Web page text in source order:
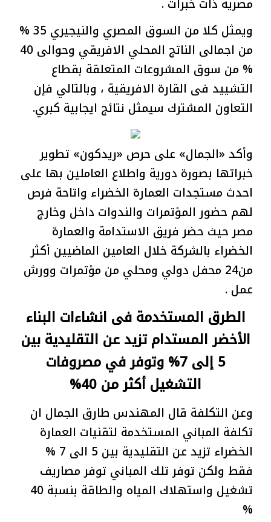
مصرية ذات خبرات .
ويمثل كلا من السوق المصري والنيجيري 35 %
من اجمالى الناتج المحلي الافريقي وحوالى 40
% من سوق المشروعات المتعلقة بقطاع
التشييد فى القارة الافريقية ، وبالتالي فإن
التعاون المشترك سيمثل نتائج ايجابية كبري.
وأكد «الجمال» على حرص «ريدكون» تطوير
خبراتها بصورة دورية واطلاع العاملين بها على
احدث مستجدات العمارة الخضراء واتاحة فرص
لهم حضور المؤتمرات والندوات داخل وخارج
مصر حيث حضر فريق الاستدامة والعمارة
الخضراء بالشركة خلال العامين الماضيين أكثر
من24 محفل دولي ومحلي من مؤتمرات وورش
عمل .
الطرق المستخدمة فى انشاءات البناء
الأخضر المستدام تزيد عن التقليدية بين
5 إلى 7% وتوفر في مصروفات
التشغيل أكثر من 40%
وعن التكلفة قال المهندس طارق الجمال ان
تكلفة المباني المستخدمة لتقنيات العمارة
الخضراء تزيد عن التقليدية بين 5 الى 7 %
فقط ولكن توفر تلك المباني توفر مصاريف
تشغيل واستهلاك المياه والطاقة بنسبة 40
%